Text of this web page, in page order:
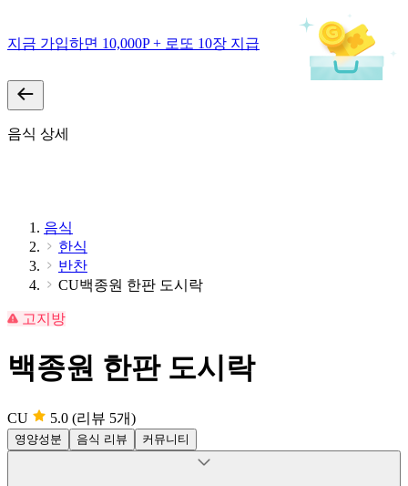
지금 가입하면 10,000P + 로또 10장 지급
음식 상세
음식
한식
반찬
CU백종원 한판 도시락
고지방
백종원 한판 도시락
CU 5.0 (리뷰 5개)
영양성분 음식 리뷰 커뮤니티